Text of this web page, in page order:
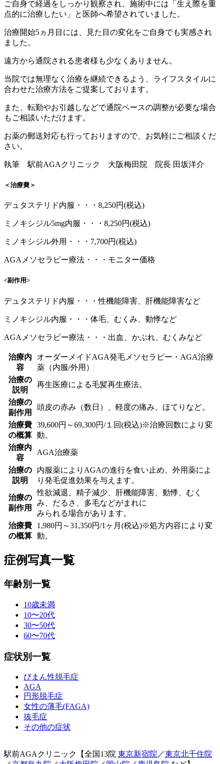
ご自身で経過をしっかり観察され、施術中には「生え際を重
点的に治療したい」と医師へ希望されていました。
治療開始5ヵ月目には、見た目の変化をご自身でも実感され
ました。
遠方から通院される患者様も少なくありません。
当院では無理なく治療を継続できるよう、ライフスタイルに
合わせた治療方法をご提案しております。
また、転勤やお引越しなどで通院ペースの調整が必要な場合
もご相談いただけます。
お薬の郵送対応も行っておりますので、お気軽にご相談くだ
さい。
執筆 駅前AGAクリニック 大阪梅田院 院長 田坂洋介
＜治療費＞
デュタステリド内服・・・8,250円(税込)
ミノキシジル5mg内服・・・8,250円(税込)
ミノキシジル外用・・・7,700円(税込)
AGAメソセラピー療法・・・モニター価格
<副作用>
デュタステリド内服・・・性機能障害、肝機能障害など
ミノキシジル内服・・・体毛、むくみ、動悸など
AGAメソセラピー療法・・・出血、かぶれ、むくみなど
治療内
容
オーダーメイドAGA発毛メソセラピー・AGA治療
薬（内服/外用）
治療の
説明
再生医療による毛髪再生療法。
治療の
副作用
頭皮の赤み（数日）、軽度の痛み、ほてりなど。
治療費
の概算
39,600円～69,300円/１回(税込)※治療回数により変
動。
治療内
容
AGA治療薬
治療の
説明
内服薬によりAGAの進行を食い止め、外用薬によ
り発毛促進効果を与えます。
治療の
副作用
性欲減退、精子減少、肝機能障害、動悸、むく
み、だるさ、多毛などがまれに
みられる場合があります。
治療費
の概算
1,980円～31,350円/1ヶ月(税込)※処方内容により変
動。
症例写真一覧
年齢別一覧
10歳未満
10〜20代
30〜50代
60〜70代
症状別一覧
びまん性脱毛症
AGA
円形脱毛症
女性の薄毛(FAGA)
抜毛症
その他の症状
駅前AGAクリニック【全国13院 東京新宿院／東京北千住院